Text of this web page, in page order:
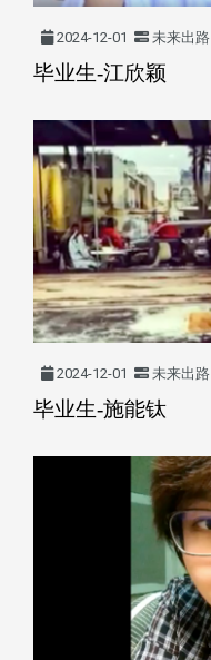
2024-12-01 未来出路
毕业生-江欣颖
2024-12-01 未来出路
毕业生-施能钛